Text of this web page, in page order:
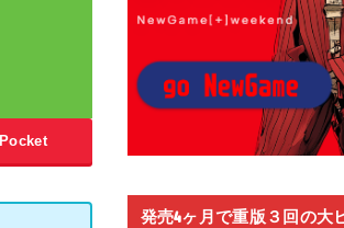
Pocket
発売4ヶ月で重版３回の大